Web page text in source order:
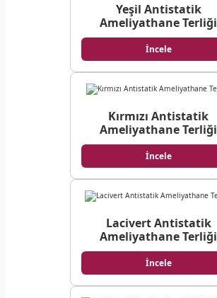
Yeşil Antistatik
Ameliyathane Terliği
İncele
Kırmızı Antistatik
Ameliyathane Terliği
İncele
Lacivert Antistatik
Ameliyathane Terliği
İncele